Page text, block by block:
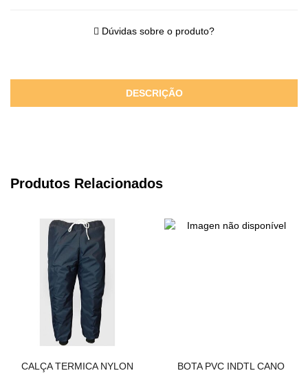
Dúvidas sobre o produto?
DESCRIÇÃO
Produtos Relacionados
CALÇA TERMICA NYLON
BOTA PVC INDTL CANO